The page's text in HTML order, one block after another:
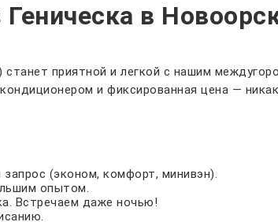
в
приятной и легкой с нашим
и фиксированная цена —
(эконом, комфорт, минивэн).
опытом.
Встречаем даже ночью!